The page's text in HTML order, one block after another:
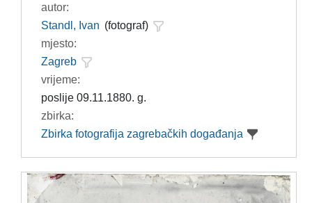
autor:
Standl, Ivan (fotograf)
mjesto:
Zagreb
vrijeme:
poslije 09.11.1880. g.
zbirka:
Zbirka fotografija zagrebačkih događanja